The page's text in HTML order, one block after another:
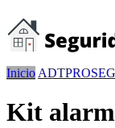
Inicio ADT
Kit